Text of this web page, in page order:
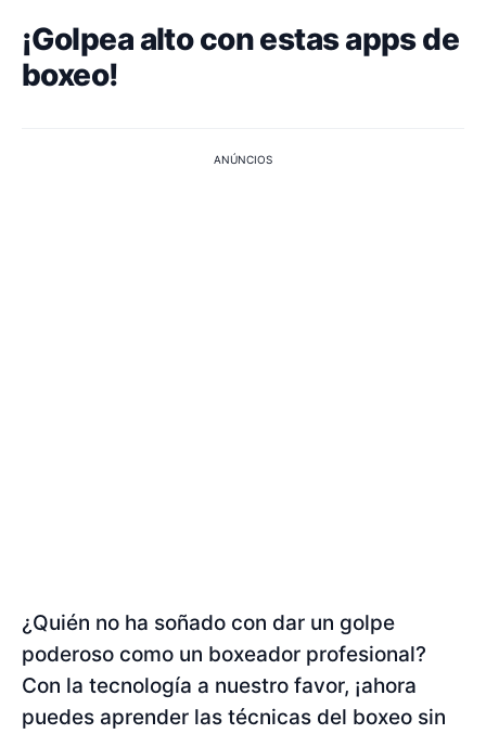
¡Golpea alto con estas apps de
boxeo!
ANÚNCIOS
¿Quién no ha soñado con dar un golpe
poderoso como un boxeador profesional?
Con la tecnología a nuestro favor, ¡ahora
puedes aprender las técnicas del boxeo sin